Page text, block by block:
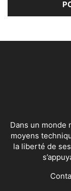
Dans un monde
moyens
la liberté de